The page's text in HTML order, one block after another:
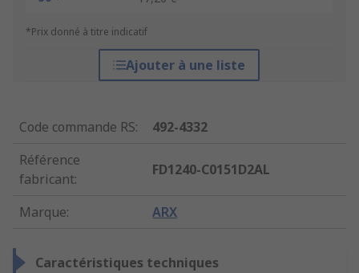
*Prix donné à titre indicatif
Ajouter à une liste
Code commande RS:
492-4332
Référence
fabricant:
FD1240-C0151D2AL
Marque: ARX
Caractéristiques techniques